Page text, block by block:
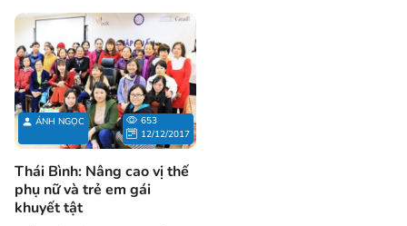
tham gia khóa tập huấn do
Trung tâm ACDC phối hợp với
Hội người khuyết tật tỉnh Nghệ
An tổ chức tại Thành phố Vinh,
Nghệ An.
ÁNH NGỌC
653
12/12/2017
Thái Bình: Nâng cao vị thế
phụ nữ và trẻ em gái
khuyết tật